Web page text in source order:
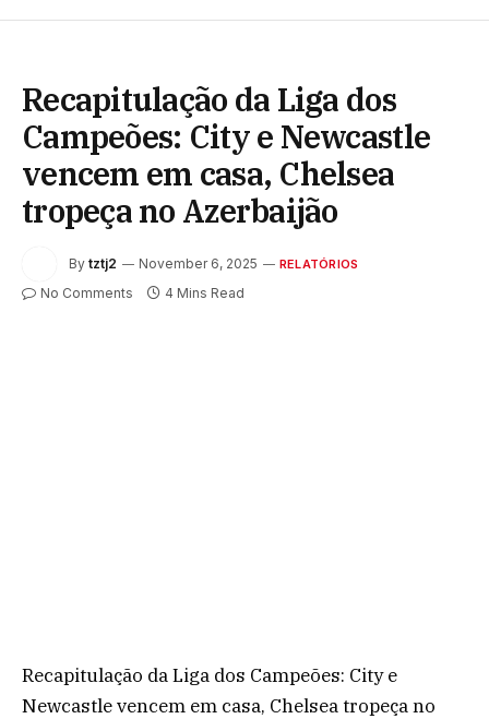
Recapitulação da Liga dos
Campeões: City e Newcastle
vencem em casa, Chelsea
tropeça no Azerbaijão
By tztj2 November 6, 2025 RELATÓRIOS
No Comments 4 Mins Read
Recapitulação da Liga dos Campeões: City e
Newcastle vencem em casa, Chelsea tropeça no